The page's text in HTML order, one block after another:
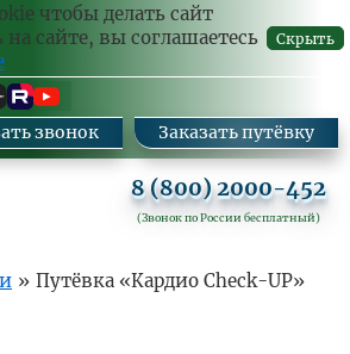
чтобы делать сайт
на сайте, вы соглашаетесь
Скрыть
звонок
Заказать путёвку
8 (800) 2000-452
(Звонок по России бесплатный)
» Путёвка «Кардио Check-UP»